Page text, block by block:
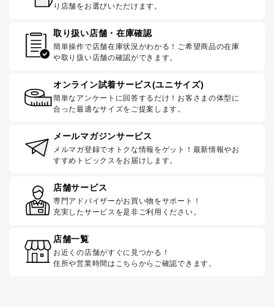
り店舗をお選びいただけます。
取り扱い店舗・在庫確認
簡単操作で店舗在庫状況がわかる！ご希望商品の在庫
や取り扱い店舗の確認ができます。
オンライン試着サービス(ユニサイズ)
簡単なアンケートに回答するだけ！お客さまの体型に
合った最適なサイズをご提案します。
メールマガジンサービス
メルマガ登録でオトクな情報をゲット！最新情報やお
すすめトピックスをお届けします。
店舗サービス
専門アドバイザーがお買い物をサポート！
充実したサービスを是非ご利用ください。
店舗一覧
お近くの店舗がすぐに見つかる！
住所や営業時間はこちらからご確認できます。